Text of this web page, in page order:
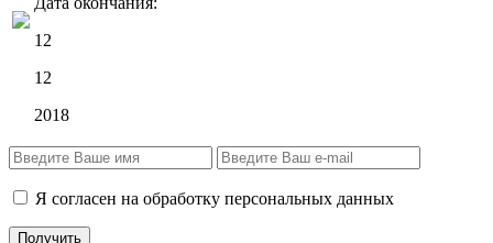
12
12
2018
Я согласен на обработку персональных данных